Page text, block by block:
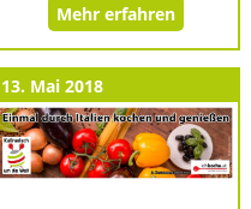
Mehr erfahren
13. Mai 2018